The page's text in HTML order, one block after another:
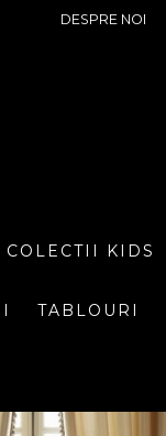
DESPRE NOI
COLECTII KIDS
TABLOURI